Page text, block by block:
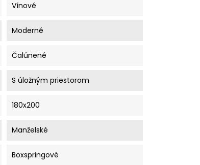
Vínové
Moderné
Čalúnené
S úložným priestorom
180x200
Manželské
Boxspringové